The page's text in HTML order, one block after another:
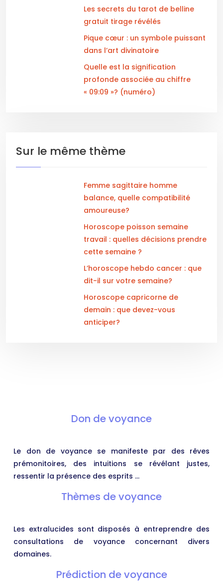
Les secrets du tarot de belline
gratuit tirage révélés
Pique cœur : un symbole puissant
dans l’art divinatoire
Quelle est la signification
profonde associée au chiffre
« 09:09 »? (numéro)
Sur le même thème
Femme sagittaire homme
balance, quelle compatibilité
amoureuse?
Horoscope poisson semaine
travail : quelles décisions prendre
cette semaine ?
L’horoscope hebdo cancer : que
dit-il sur votre semaine?
Horoscope capricorne de
demain : que devez-vous
anticiper?
Don de voyance
Le don de voyance se manifeste par des rêves
prémonitoires, des intuitions se révélant justes,
ressentir la présence des esprits …
Thèmes de voyance
Les extralucides sont disposés à entreprendre des
consultations de voyance concernant divers
domaines.
Prédiction de voyance